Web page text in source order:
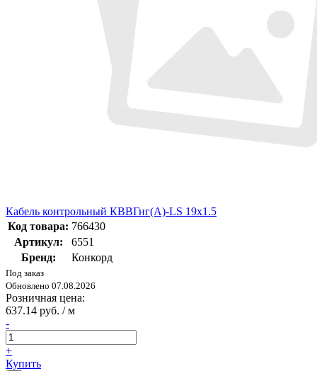
Кабель контрольный КВВГнг(А)-LS 19х1.5
Код товара: 766430
Артикул:
6551
Бренд:
Конкорд
Под заказ
Обновлено 07.08.2026
Розничная цена:
637.14 руб. / м
-
+
Купить